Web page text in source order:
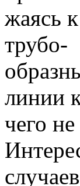
жаясь
трубо-
линии
чего
случаев